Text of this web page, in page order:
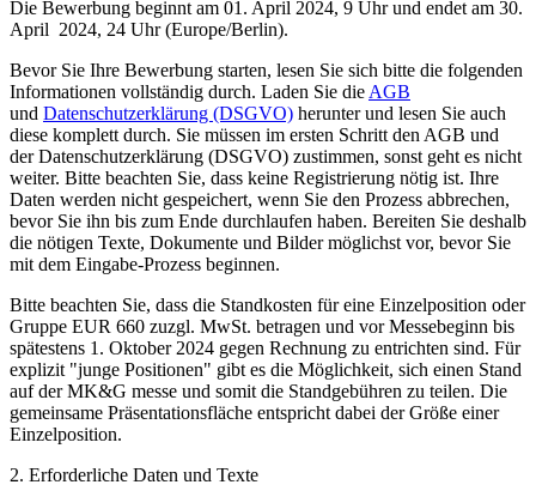
Die Bewerbung beginnt am 01. April 2024, 9 Uhr und endet am 30.
April 2024, 24 Uhr (Europe/Berlin).
Bevor Sie Ihre Bewerbung starten, lesen Sie sich bitte die folgenden
Informationen vollständig durch. Laden Sie die AGB
und Datenschutzerklärung (DSGVO) herunter und lesen Sie auch
diese komplett durch. Sie müssen im ersten Schritt den AGB und
der Datenschutzerklärung (DSGVO) zustimmen, sonst geht es nicht
weiter. Bitte beachten Sie, dass keine Registrierung nötig ist. Ihre
Daten werden nicht gespeichert, wenn Sie den Prozess abbrechen,
bevor Sie ihn bis zum Ende durchlaufen haben. Bereiten Sie deshalb
die nötigen Texte, Dokumente und Bilder möglichst vor, bevor Sie
mit dem Eingabe-Prozess beginnen.
Bitte beachten Sie, dass die Standkosten für eine Einzelposition oder
Gruppe EUR 660 zuzgl. MwSt. betragen und vor Messebeginn bis
spätestens 1. Oktober 2024 gegen Rechnung zu entrichten sind. Für
explizit "junge Positionen" gibt es die Möglichkeit, sich einen Stand
auf der MK&G messe und somit die Standgebühren zu teilen. Die
gemeinsame Präsentationsfläche entspricht dabei der Größe einer
Einzelposition.
2. Erforderliche Daten und Texte